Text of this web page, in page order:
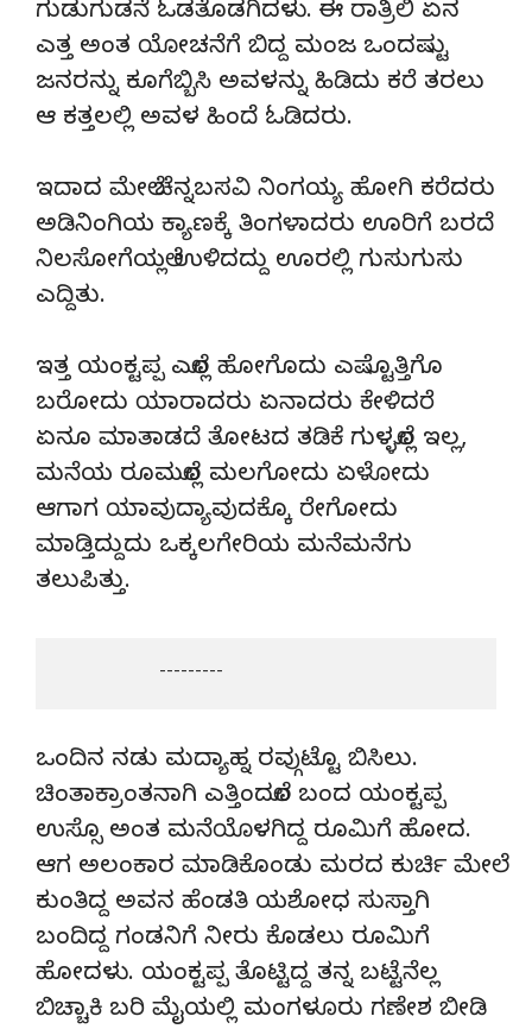
ಗುಡುಗುಡನೆ ಓಡತೊಡಗಿದಳು. ಈ ರಾತ್ರಿಲಿ ಏನ
ಎತ್ತ ಅಂತ ಯೋಚನೆಗೆ ಬಿದ್ದ ಮಂಜ ಒಂದಷ್ಟು
ಜನರನ್ನು ಕೂಗೆಬ್ಬಿಸಿ ಅವಳನ್ನು ಹಿಡಿದು ಕರೆ ತರಲು
ಆ ಕತ್ತಲಲ್ಲಿ ಅವಳ ಹಿಂದೆ ಓಡಿದರು.
ಇದಾದ ಮೇಲೆ ಚೆನ್ನಬಸವಿ ನಿಂಗಯ್ಯ ಹೋಗಿ ಕರೆದರು
ಅಡಿನಿಂಗಿಯ ಕ್ಯಾಣಕ್ಕೆ ತಿಂಗಳಾದರು ಊರಿಗೆ ಬರದೆ
ನಿಲಸೋಗೆಯಲ್ಲೆ ಉಳಿದದ್ದು ಊರಲ್ಲಿ ಗುಸುಗುಸು
ಎದ್ದಿತು.
ಇತ್ತ ಯಂಕ್ಟಪ್ಪ ಎಲ್ಲೊ ಹೋಗೊದು ಎಷ್ಟೊತ್ತಿಗೊ
ಬರೋದು ಯಾರಾದರು ಏನಾದರು ಕೇಳಿದರೆ
ಏನೂ ಮಾತಾಡದೆ ತೋಟದ ತಡಿಕೆ ಗುಳ್ಳಲ್ಲೊ ಇಲ್ಲ,
ಮನೆಯ ರೂಮಲ್ಲೊ ಮಲಗೋದು ಏಳೋದು
ಆಗಾಗ ಯಾವುದ್ಯಾವುದಕ್ಕೊ ರೇಗೋದು
ಮಾಡ್ತಿದ್ದುದು ಒಕ್ಕಲಗೇರಿಯ ಮನೆಮನೆಗು
ತಲುಪಿತ್ತು.
                     ---------
ಒಂದಿನ ನಡು ಮದ್ಯಾಹ್ನ ರವ್ಗುಟ್ಟೊ ಬಿಸಿಲು.
ಚಿಂತಾಕ್ರಾಂತನಾಗಿ ಎತ್ತಿಂದಲೊ ಬಂದ ಯಂಕ್ಟಪ್ಪ
ಉಸ್ಸೊ ಅಂತ ಮನೆಯೊಳಗಿದ್ದ ರೂಮಿಗೆ ಹೋದ.
ಆಗ ಅಲಂಕಾರ ಮಾಡಿಕೊಂಡು ಮರದ ಕುರ್ಚಿ ಮೇಲೆ
ಕುಂತಿದ್ದ ಅವನ ಹೆಂಡತಿ ಯಶೋಧ ಸುಸ್ತಾಗಿ
ಬಂದಿದ್ದ ಗಂಡನಿಗೆ ನೀರು ಕೊಡಲು ರೂಮಿಗೆ
ಹೋದಳು. ಯಂಕ್ಟಪ್ಪ ತೊಟ್ಟಿದ್ದ ತನ್ನ ಬಟ್ಟೆನೆಲ್ಲ
ಬಿಚ್ಚಾಕಿ ಬರಿ ಮೈಯಲ್ಲಿ ಮಂಗಳೂರು ಗಣೇಶ ಬೀಡಿ